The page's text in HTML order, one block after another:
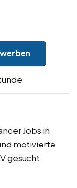
Jobs in
motivierte
gesucht.